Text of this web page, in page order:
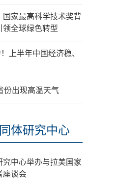
国家最高科学技术奖背
领全球绿色转型
上半年中国经济稳、
份出现高温天气
体研究中心
究中心举办与拉美国家
座谈会